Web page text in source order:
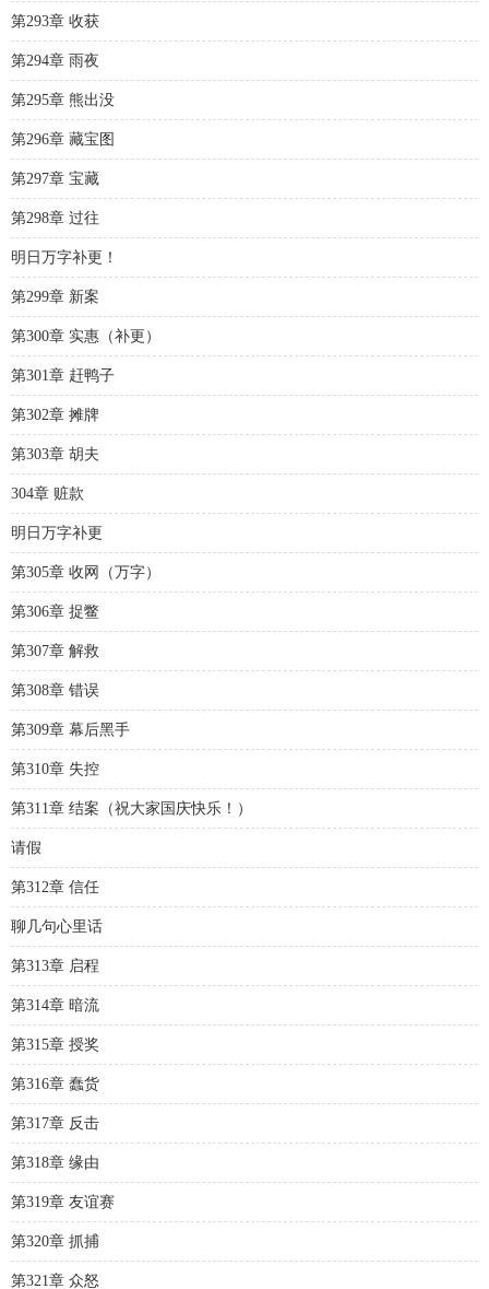
第293章 收获
第294章 雨夜
第295章 熊出没
第296章 藏宝图
第297章 宝藏
第298章 过往
明日万字补更！
第299章 新案
第300章 实惠（补更）
第301章 赶鸭子
第302章 摊牌
第303章 胡夫
304章 赃款
明日万字补更
第305章 收网（万字）
第306章 捉鳖
第307章 解救
第308章 错误
第309章 幕后黑手
第310章 失控
第311章 结案（祝大家国庆快乐！）
请假
第312章 信任
聊几句心里话
第313章 启程
第314章 暗流
第315章 授奖
第316章 蠢货
第317章 反击
第318章 缘由
第319章 友谊赛
第320章 抓捕
第321章 众怒